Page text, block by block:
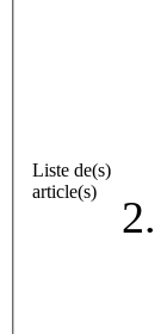
Liste de(s)
article(s)